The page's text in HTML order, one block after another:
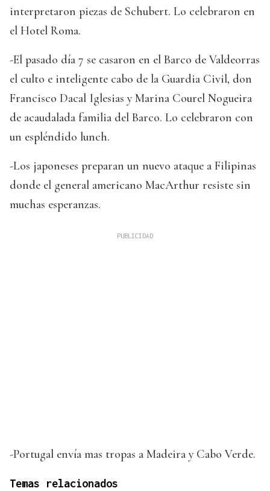
interpretaron piezas de Schubert. Lo celebraron en
el Hotel Roma.
-El pasado día 7 se casaron en el Barco de Valdeorras
el culto e inteligente cabo de la Guardia Civil, don
Francisco Dacal Iglesias y Marina Courel Nogueira
de acaudalada familia del Barco. Lo celebraron con
un espléndido lunch.
-Los japoneses preparan un nuevo ataque a Filipinas
donde el general americano MacArthur resiste sin
muchas esperanzas.
-Portugal envía mas tropas a Madeira y Cabo Verde.
Temas relacionados